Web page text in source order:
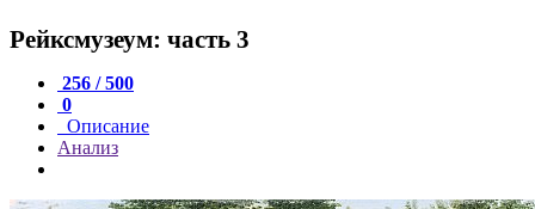
Рейксмузеум: часть 3
256 / 500
0
Описание
Анализ